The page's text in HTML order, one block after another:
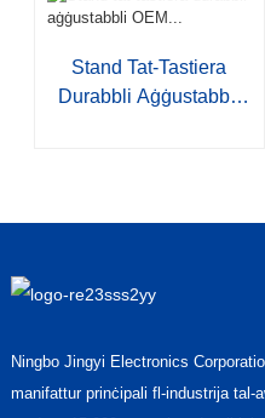
Stand Tat-Tastiera
Durabbli Aġġustabbli
Ningbo Jingyi Electronics
manifattur prinċipali fl-industrija tal-